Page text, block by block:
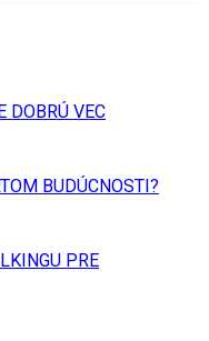
DOBRÚ VEC
BUDÚCNOSTI?
PRE